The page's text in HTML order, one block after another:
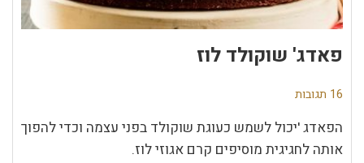
פאדג' שוקולד לוז
16 תגובות
הפאדג 'יכול לשמש כעוגת שוקולד בפני עצמה וכדי להפוך
אותה לחגיגית מוסיפים קרם אגוזי לוז.